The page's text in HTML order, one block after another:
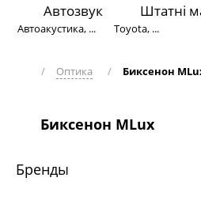
Автозвук
Автоакустика, ...
Штатні
Toyota, ...
/ Оптика / Биксенон
Биксенон MLux
Бренды